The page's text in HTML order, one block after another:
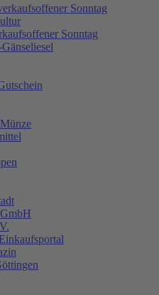
Sonntag
Sonntag